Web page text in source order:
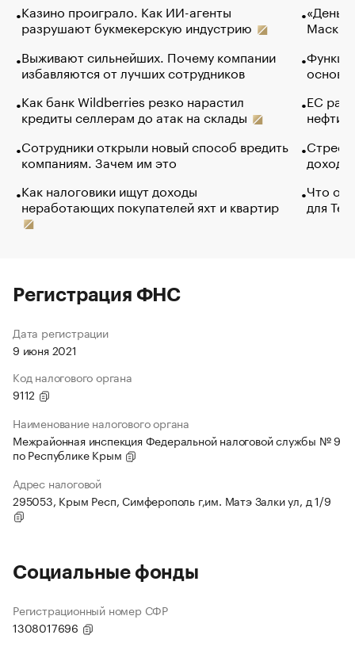
Казино проиграло. Как ИИ-агенты
разрушают букмекерскую индустрию
Выживают сильнейших. Почему компании
избавляются от лучших сотрудников
Как банк Wildberries резко нарастил
кредиты селлерам до атак на склады
Сотрудники открыли новый способ вредить
компаниям. Зачем им это
Как налоговики ищут доходы
неработающих покупателей яхт и квартир
Маск в
основ
ЕС
нефти
Что
для
Регистрация ФНС
Дата регистрации
9 июня 2021
Код налогового органа
9112
Наименование налогового органа
Межрайонная инспекция Федеральной налоговой службы № 9
по Республике Крым
Адрес налоговой
295053, Крым Респ, Симферополь г,им. Матэ Залки ул, д 1/9
Социальные фонды
Регистрационный номер СФР
1308017696